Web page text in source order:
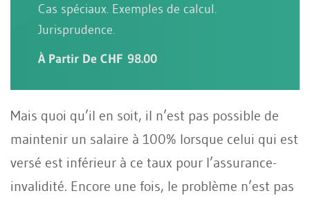
Cas spéciaux. Exemples de calcul.
Jurisprudence.
À Partir De CHF 98.00
Mais quoi qu’il en soit, il n’est pas possible de
maintenir un salaire à 100% lorsque celui qui est
versé est inférieur à ce taux pour l’assurance-
invalidité. Encore une fois, le problème n’est pas